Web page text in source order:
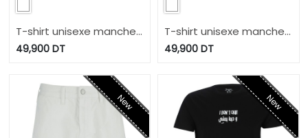
T-shirt unisexe manches
courtes برا عاد
49,900DT
T-shirt unisexe manches
courtes avec broderie برا
49,900 DT
New New